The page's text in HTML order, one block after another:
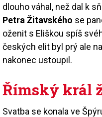
dlouho váhal, než dal k
Petra Žitavského se
oženit s Eliškou spíš
českých elit byl prý ale
nakonec ustoupil.
Římský král
Svatba se konala ve